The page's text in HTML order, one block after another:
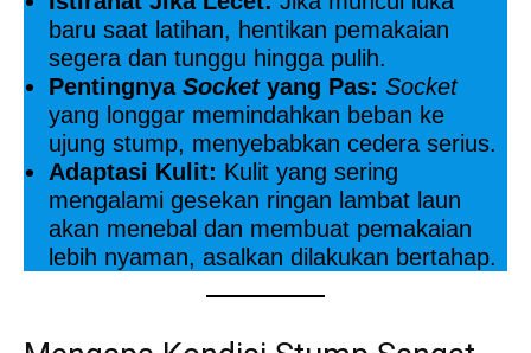
baru saat latihan, hentikan pemakaian
segera dan tunggu hingga pulih.
Pentingnya Socketyang Pas: Socket
yang longgar memindahkan beban ke
ujung stump, menyebabkan cedera serius.
Adaptasi Kulit: Kulit yang sering
mengalami gesekan ringan lambat laun
akan menebal dan membuat pemakaian
lebih nyaman, asalkan dilakukan bertahap.